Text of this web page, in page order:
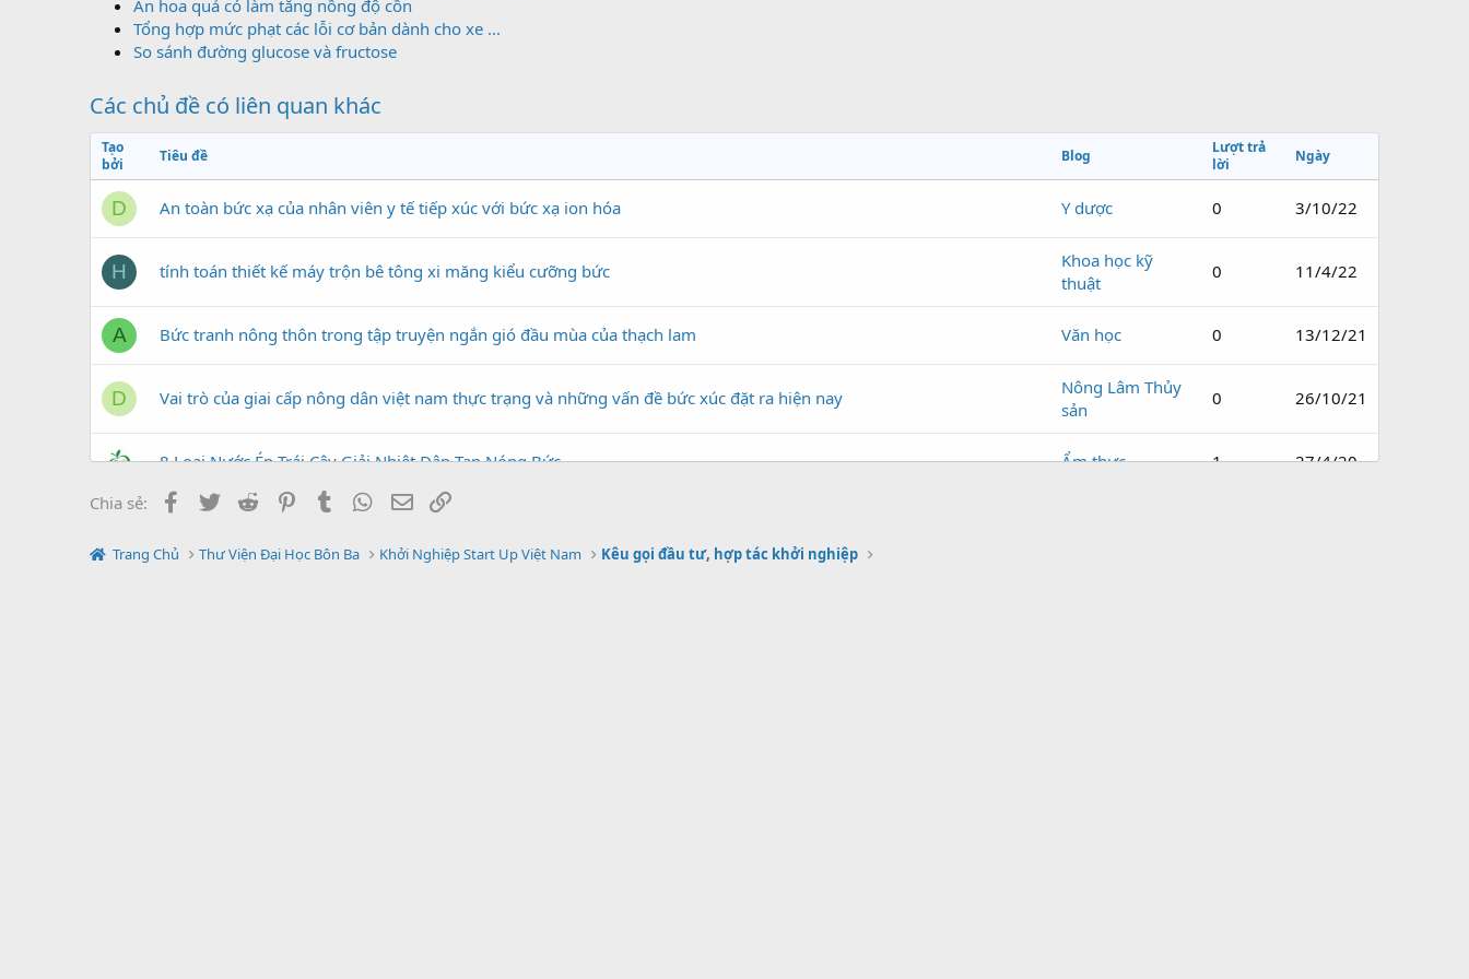
Ăn hoa quả có làm tăng nồng độ cồn
Tổng hợp mức phạt các lỗi cơ bản dành cho xe ...
So sánh đường glucose và fructose
Các chủ đề có liên quan khác
Tạo
bởi
Tiêu đề Blog
Lượt trả
lời
Ngày
D An toàn bức xạ của nhân viên y tế tiếp xúc với bức xạ ion hóa Y dược 0 3/10/22
H tính toán thiết kế máy trộn bê tông xi măng kiểu cưỡng bức
Khoa học kỹ
thuật
0 11/4/22
A Bức tranh nông thôn trong tập truyện ngắn gió đầu mùa của thạch lam Văn học 0 13/12/21
D Vai trò của giai cấp nông dân việt nam thực trạng và những vấn đề bức xúc đặt ra hiện nay
Nông Lâm Thủy
sản
0 26/10/21
8 Loại Nước Ép Trái Cây Giải Nhiệt Đập Tan Nóng Bức Ẩm thực 1 27/4/20
Những cách kết thúc một bức thư bằng tiếng Anh
Chia sẻ: Facebook
Twitter Reddit PinterestTumblrWhatsAppĐịa chỉ Email
Trang Chủ Thư Viện Đại Học Bôn Ba Khởi Nghiệp Start Up Việt Nam Kêu gọi đầu tư, hợp tác khởi nghiệp